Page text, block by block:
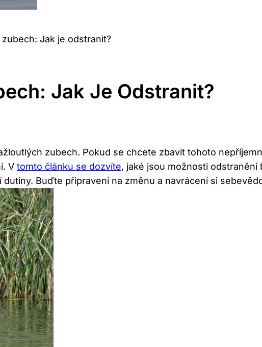
Jak je odstranit?
Jak Je Odstranit?
‌zubech. Pokud se chcete zbavit tohoto
V tomto článku se dozvíte, jaké jsou možnosti odstranění
Buďte připraveni na změnu a navrácení si